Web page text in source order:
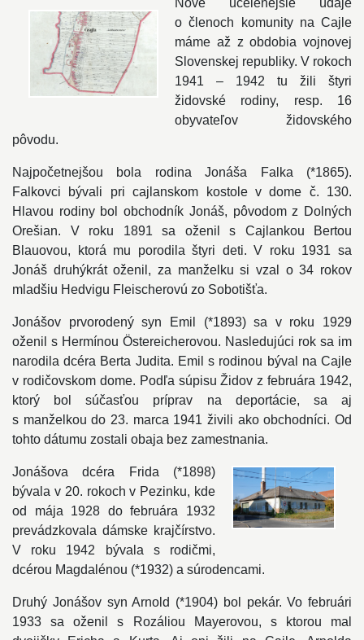
Nové ucelenejšie údaje
o členoch komunity na Cajle
máme až z obdobia vojnovej
Slovenskej republiky. V rokoch
1941 – 1942 tu žili štyri
židovské rodiny, resp. 16
obyvateľov židovského
pôvodu.
Najpočetnejšou bola rodina Jonáša Falka (*1865).
Falkovci bývali pri cajlanskom kostole v dome č. 130.
Hlavou rodiny bol obchodník Jonáš, pôvodom z Dolných
Orešian. V roku 1891 sa oženil s Cajlankou Bertou
Blauovou, ktorá mu porodila štyri deti. V roku 1931 sa
Jonáš druhýkrát oženil, za manželku si vzal o 34 rokov
mladšiu Hedvigu Fleischerovú zo Sobotišťa.
Jonášov prvorodený syn Emil (*1893) sa v roku 1929
oženil s Hermínou Östereicherovou. Nasledujúci rok sa im
narodila dcéra Berta Judita. Emil s rodinou býval na Cajle
v rodičovskom dome. Podľa súpisu Židov z februára 1942,
ktorý bol súčasťou príprav na deportácie, sa aj
s manželkou do 23. marca 1941 živili ako obchodníci. Od
tohto dátumu zostali obaja bez zamestnania.
Jonášova dcéra Frida (*1898)
bývala v 20. rokoch v Pezinku, kde
od mája 1928 do februára 1932
prevádzkovala dámske krajčírstvo.
V roku 1942 bývala s rodičmi,
dcérou Magdalénou (*1932) a súrodencami.
Druhý Jonášov syn Arnold (*1904) bol pekár. Vo februári
1933 sa oženil s Rozáliou Mayerovou, s ktorou mal